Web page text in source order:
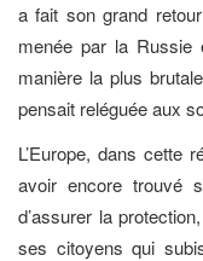
a fait son grand
menée par la Russie
manière la plus
pensait reléguée aux
L’Europe, dans cette
avoir encore trouvé
d’assurer la
ses citoyens qui